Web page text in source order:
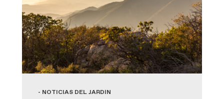
- NOTICIAS DEL JARDÍN